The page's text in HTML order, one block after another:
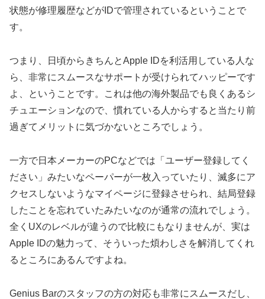
状態が修理履歴などがIDで管理されているということで
す。
つまり、日頃からきちんとApple IDを利活用している人な
ら、非常にスムースなサポートが受けられてハッピーです
よ、ということです。これは他の海外製品でも良くあるシ
チュエーションなので、慣れている人からすると当たり前
過ぎてメリットに気づかないところでしょう。
一方で日本メーカーのPCなどでは「ユーザー登録してく
ださい」みたいなペーパーが一枚入っていたり、滅多にア
クセスしないようなマイページに登録させられ、結局登録
したことを忘れていたみたいなのが通常の流れでしょう。
全くUXのレベルが違うので比較にもなりませんが、実は
Apple IDの魅力って、そういった煩わしさを解消してくれ
るところにあるんですよね。
Genius Barのスタッフの方の対応も非常にスムースだし、